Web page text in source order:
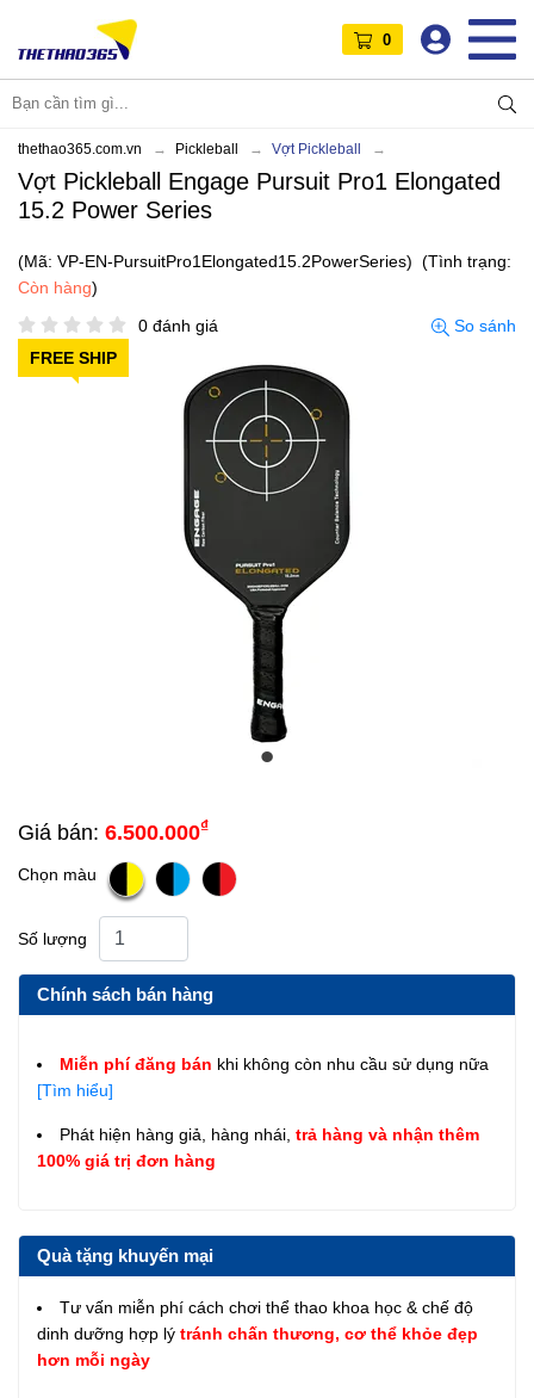
0
thethao365.com.vn Pickleball Vợt Pickleball
Vợt Pickleball Engage Pursuit Pro1 Elongated
15.2 Power Series
(Mã: VP-EN-PursuitPro1Elongated15.2PowerSeries) (Tình trạng:
Còn hàng)
0 đánh giá
So sánh
FREE SHIP
Giá bán: 6.500.000₫
Chọn màu
Số lượng
Chính sách bán hàng
Miễn phí đăng bán khi không còn nhu cầu sử dụng nữa
[Tìm hiểu]
Phát hiện hàng giả, hàng nhái, trả hàng và nhận thêm
100% giá trị đơn hàng
Quà tặng khuyến mại
Tư vấn miễn phí cách chơi thể thao khoa học & chế độ
dinh dưỡng hợp lý tránh chấn thương, cơ thể khỏe đẹp
hơn mỗi ngày